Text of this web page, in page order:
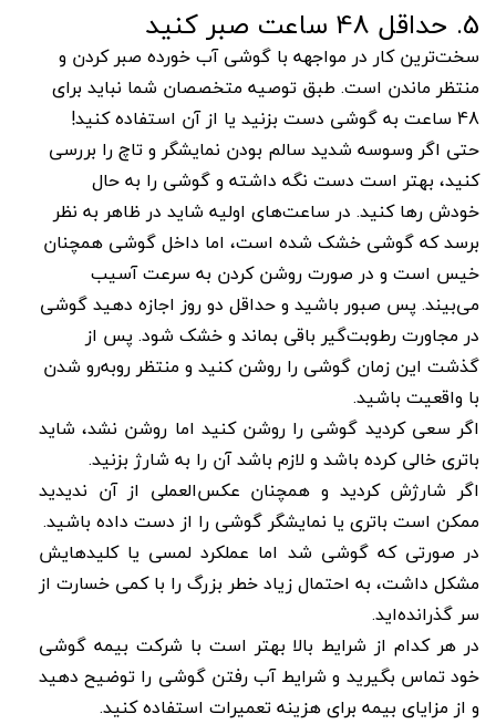
5. حداقل 48 ساعت صبر کنید
سخت‌ترین کار در مواجهه با گوشی آب خورده صبر کردن و
منتظر ماندن است. طبق توصیه متخصصان شما نباید برای
48 ساعت به گوشی دست بزنید یا از آن استفاده کنید!
حتی اگر وسوسه شدید سالم بودن نمایشگر و تاچ را بررسی
کنید، بهتر است دست نگه داشته و گوشی را به حال
خودش رها کنید. در ساعت‌های اولیه شاید در ظاهر به نظر
برسد که گوشی خشک شده است، اما داخل گوشی همچنان
خیس است و در صورت روشن کردن به سرعت آسیب
می‌بیند. پس صبور باشید و حداقل دو روز اجازه دهید گوشی
در مجاورت رطوبت‌گیر باقی بماند و خشک شود. پس از
گذشت این زمان گوشی را روشن کنید و منتظر روبه‌رو شدن
با واقعیت باشید.
اگر سعی کردید گوشی را روشن کنید اما روشن نشد، شاید
باتری خالی کرده باشد و لازم باشد آن را به شارژ بزنید.
اگر شارژش کردید و همچنان عکس‌العملی از آن ندیدید
ممکن است باتری یا نمایشگر گوشی را از دست داده باشید.
در صورتی که گوشی شد اما عملکرد لمسی یا کلیدهایش
مشکل داشت، به احتمال زیاد خطر بزرگ را با کمی خسارت از
سر گذرانده‌اید.
در هر کدام از شرایط بالا بهتر است با شرکت بیمه گوشی
خود تماس بگیرید و شرایط آب رفتن گوشی را توضیح دهید
و از مزایای بیمه برای هزینه تعمیرات استفاده کنید.